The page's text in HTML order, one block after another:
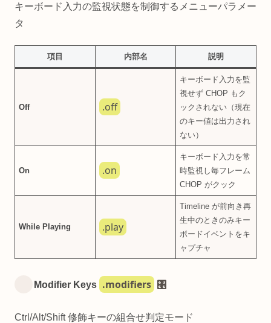
キーボード入力の監視状態を制御するメニューパラメー
タ
項目 内部名 説明
Off .off
キーボード入力を監
視せず CHOP もク
ックされない（現在
のキー値は出力され
ない）
On .on
キーボード入力を常
時監視し毎フレーム
CHOP がクック
While Playing .play
Timeline が前向き再
生中のときのみキー
ボードイベントをキ
ャプチャ
Modifier Keys .modifiers 🎛️
Ctrl/Alt/Shift 修飾キーの組合せ判定モード